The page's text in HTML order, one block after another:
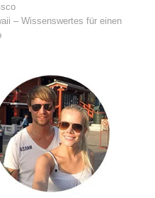
– Wissenswertes für einen